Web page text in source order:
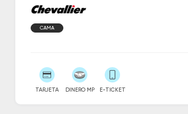
CAMA
TARJETA DINERO MP E-TICKET